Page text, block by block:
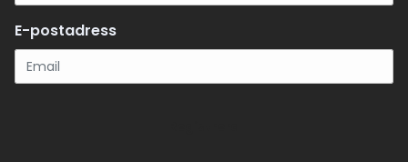
E-postadress